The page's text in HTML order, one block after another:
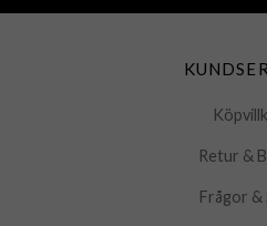
Retur &
Frågor &